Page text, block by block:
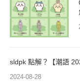
sldpk 點解？【潮語
2024-08-28